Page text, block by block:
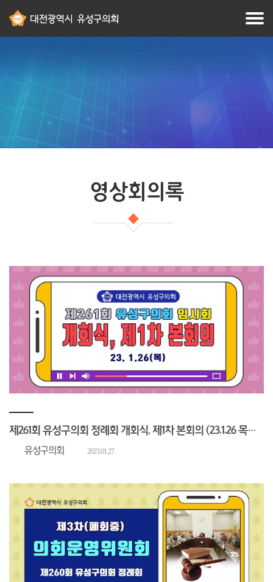
바로가기
바로가기
영상회의록
제261회 유성구의회 정례회 개회식, 제1차 본회의 (23.1.26 목요일)회의진행)
유성구의회 2023.01.27